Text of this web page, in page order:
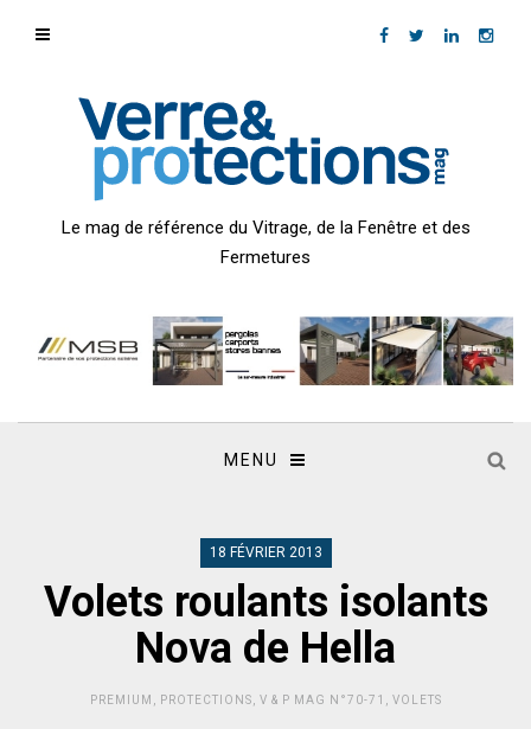
Le mag de référence du Vitrage, de la Fenêtre et des
Fermetures
MENU
18 FÉVRIER 2013
Volets roulants isolants
Nova de Hella
PREMIUM PROTECTIONS V & P MAG N°70-71 VOLETS